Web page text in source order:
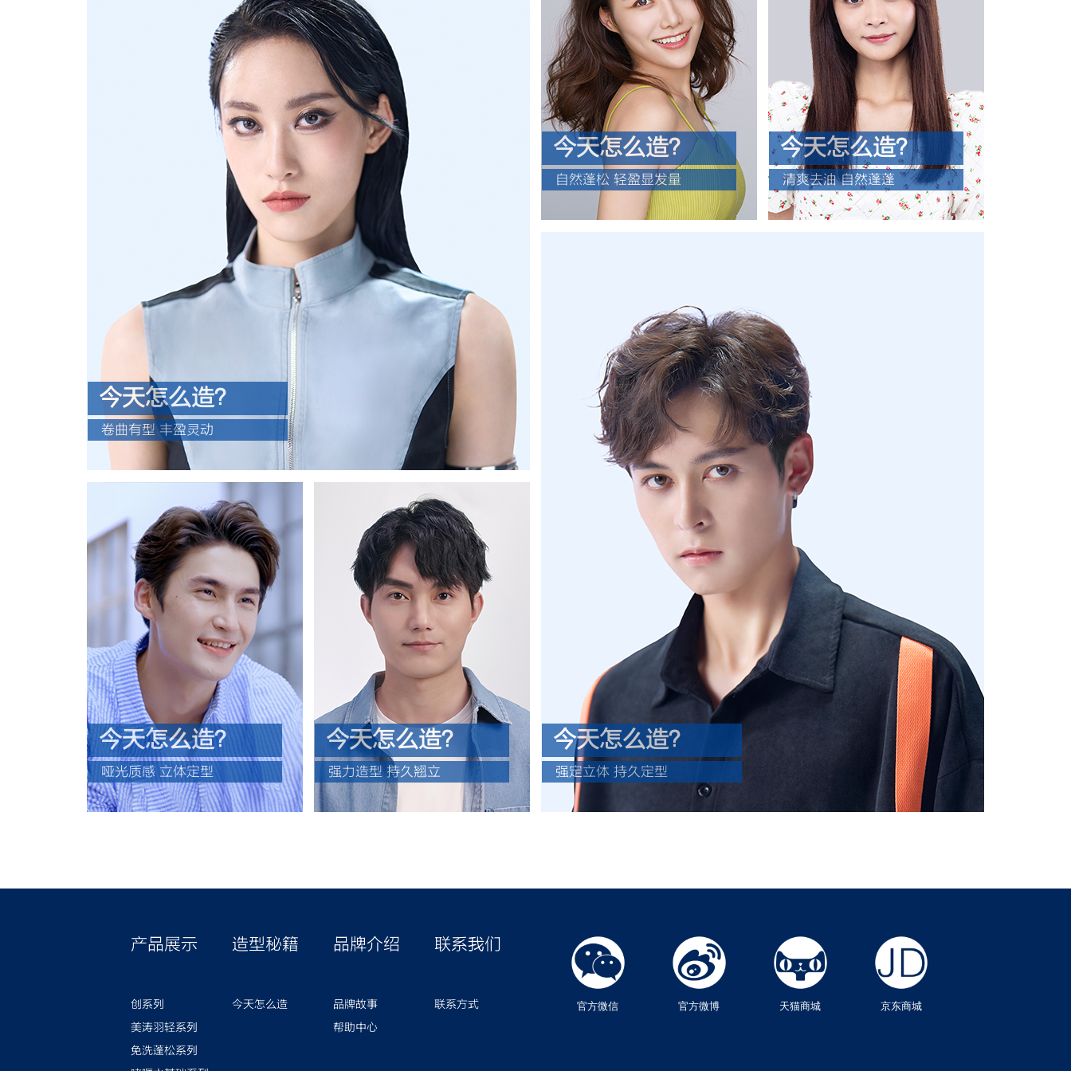
今天怎么造？
卷曲有型 丰盈灵动
今天怎么造？
哑光质感 立体定型
今天怎么造？
强力造型 持久翘立
今天怎么造？
自然蓬松 轻盈显发量
今天怎么造？
清爽去油 自然蓬蓬
今天怎么造？
强定立体 持久定型
产品展示 造型秘籍 品牌介绍 联系我们
创系列
美涛羽轻系列
免洗蓬松系列
今天怎么造
品牌故事
帮助中心
联系方式 官方微信 官方微博 天猫商城 京东商城